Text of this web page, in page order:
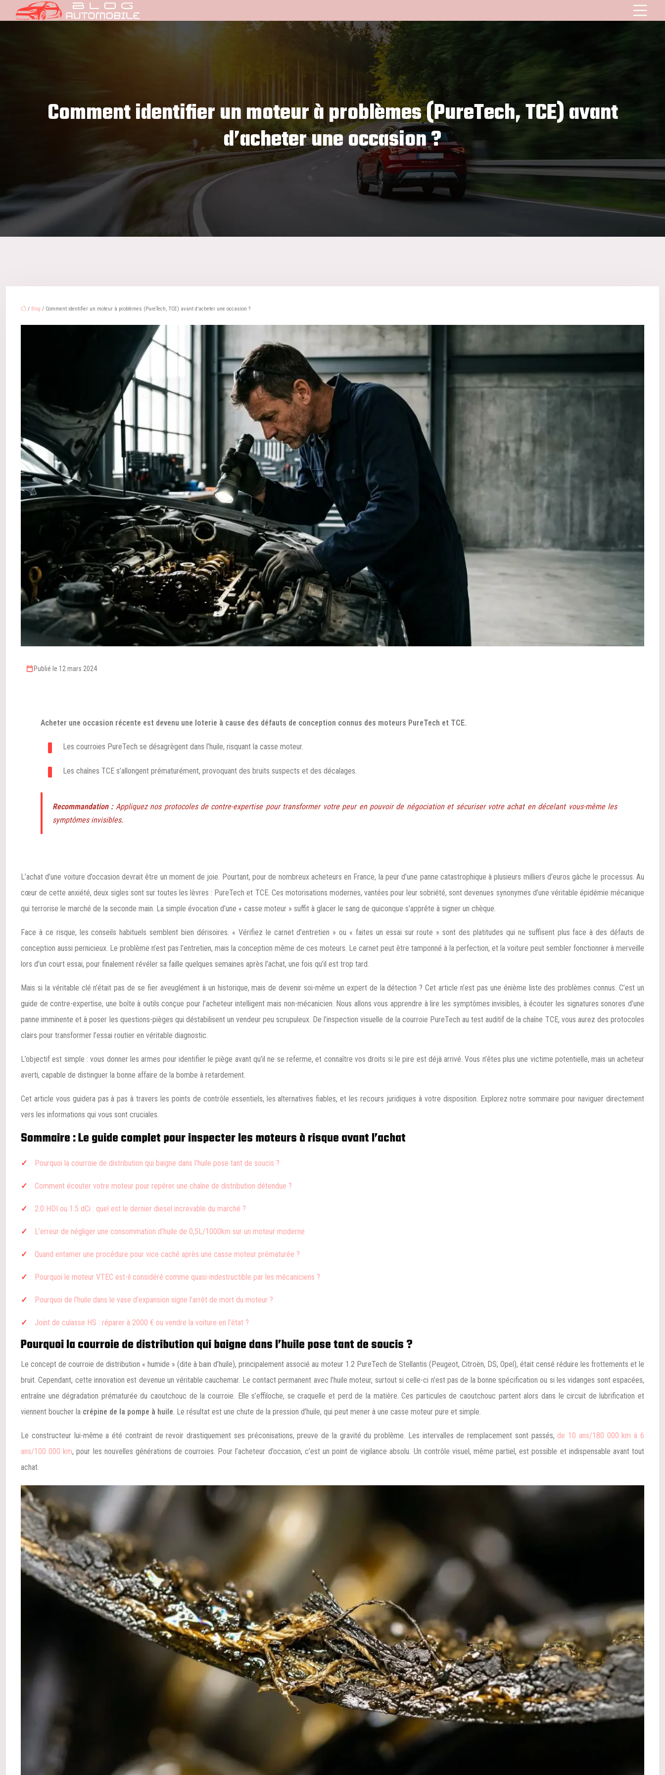
Comment identifier un moteur à problèmes (PureTech, TCE) avant
d’acheter une occasion ?
/ Blog / Comment identifier un moteur à problèmes (PureTech, TCE) avant d’acheter une occasion ?
Publié le 12 mars 2024
Acheter une occasion récente est devenu une loterie à cause des défauts de conception connus des moteurs PureTech et TCE.
Les courroies PureTech se désagrègent dans l’huile, risquant la casse moteur.
Les chaînes TCE s’allongent prématurément, provoquant des bruits suspects et des décalages.
Recommandation :Appliquez nos protocoles de contre-expertise pour transformer votre peur en pouvoir de négociation et sécuriser votre achat en décelant vous-même les
symptômes invisibles.
L’achat d’une voiture d’occasion devrait être un moment de joie. Pourtant, pour de nombreux acheteurs en France, la peur d’une panne catastrophique à plusieurs milliers d’euros gâche le processus. Au
cœur de cette anxiété, deux sigles sont sur toutes les lèvres : PureTech et TCE. Ces motorisations modernes, vantées pour leur sobriété, sont devenues synonymes d’une véritable épidémie mécanique
qui terrorise le marché de la seconde main. La simple évocation d’une « casse moteur » suffit à glacer le sang de quiconque s’apprête à signer un chèque.
Face à ce risque, les conseils habituels semblent bien dérisoires. « Vérifiez le carnet d’entretien » ou « faites un essai sur route » sont des platitudes qui ne suffisent plus face à des défauts de
conception aussi pernicieux. Le problème n’est pas l’entretien, mais la conception même de ces moteurs. Le carnet peut être tamponné à la perfection, et la voiture peut sembler fonctionner à merveille
lors d’un court essai, pour finalement révéler sa faille quelques semaines après l’achat, une fois qu’il est trop tard.
Mais si la véritable clé n’était pas de se fier aveuglément à un historique, mais de devenir soi-même un expert de la détection ? Cet article n’est pas une énième liste des problèmes connus. C’est un
guide de contre-expertise, une boîte à outils conçue pour l’acheteur intelligent mais non-mécanicien. Nous allons vous apprendre à lire les symptômes invisibles, à écouter les signatures sonores d’une
panne imminente et à poser les questions-pièges qui déstabilisent un vendeur peu scrupuleux. De l’inspection visuelle de la courroie PureTech au test auditif de la chaîne TCE, vous aurez des protocoles
clairs pour transformer l’essai routier en véritable diagnostic.
L’objectif est simple : vous donner les armes pour identifier le piège avant qu’il ne se referme, et connaître vos droits si le pire est déjà arrivé. Vous n’êtes plus une victime potentielle, mais un acheteur
averti, capable de distinguer la bonne affaire de la bombe à retardement.
Cet article vous guidera pas à pas à travers les points de contrôle essentiels, les alternatives fiables, et les recours juridiques à votre disposition. Explorez notre sommaire pour naviguer directement
vers les informations qui vous sont cruciales.
Sommaire : Le guide complet pour inspecter les moteurs à risque avant l’achat
Pourquoi la courroie de distribution qui baigne dans l’huile pose tant de soucis ?
Comment écouter votre moteur pour repérer une chaîne de distribution détendue ?
2.0 HDI ou 1.5 dCi : quel est le dernier diesel increvable du marché ?
L’erreur de négliger une consommation d’huile de 0,5L/1000km sur un moteur moderne
Quand entamer une procédure pour vice caché après une casse moteur prématurée ?
Pourquoi le moteur VTEC est-il considéré comme quasi-indestructible par les mécaniciens ?
Pourquoi de l’huile dans le vase d’expansion signe l’arrêt de mort du moteur ?
Joint de culasse HS : réparer à 2000 € ou vendre la voiture en l’état ?
Pourquoi la courroie de distribution qui baigne dans l’huile pose tant de soucis ?
Le concept de courroie de distribution « humide » (dite à bain d’huile), principalement associé au moteur 1.2 PureTech de Stellantis (Peugeot, Citroën, DS, Opel), était censé réduire les frottements et le
bruit. Cependant, cette innovation est devenue un véritable cauchemar. Le contact permanent avec l’huile moteur, surtout si celle-ci n’est pas de la bonne spécification ou si les vidanges sont espacées,
entraîne une dégradation prématurée du caoutchouc de la courroie. Elle s’effiloche, se craquelle et perd de la matière. Ces particules de caoutchouc partent alors dans le circuit de lubrification et
viennent boucher la crépine de la pompe à huile. Le résultat est une chute de la pression d’huile, qui peut mener à une casse moteur pure et simple.
Le constructeur lui-même a été contraint de revoir drastiquement ses préconisations, preuve de la gravité du problème. Les intervalles de remplacement sont passés,de 10 ans/180 000 km à 6
ans/100 000 km, pour les nouvelles générations de courroies. Pour l’acheteur d’occasion, c’est un point de vigilance absolu. Un contrôle visuel, même partiel, est possible et indispensable avant tout
achat.